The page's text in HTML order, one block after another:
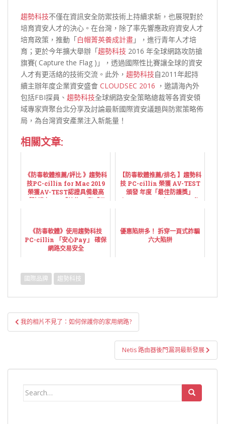
趨勢科技不僅在資訊安全防禦技術上持續求新，也展現對於
培育資安人才的決心。在台灣，除了率先響應政府資安人才
培育政策，推動「白帽菁英養成計畫 」，進行青年人才培
育；更於今年擴大舉辦「趨勢科技 2016 年全球網路攻防搶
旗賽( Capture the Flag )」，透過國際性比賽讓全球的資安
人才有更活絡的技術交流。此外， 趨勢科技自2011年起持
續主辦年度企業資安盛會 CLOUDSEC 2016 ，邀請海內外
包括FBI探員、 趨勢科技全球網路安全策略總裁等各資安領
域專家齊聚台北分享及討論最新國際資安議題與防禦策略佈
局，為台灣資安產業注入新能量！
相關文章:
《防毒軟體推薦/評比 》趨勢科
技PC-cillin for Mac 2019
榮獲AV-TEST認證具備最高
「防護力」、「效能 」和「易
【防毒軟體推薦/排名 】趨勢科
技 PC-cillin 榮獲 AV-TEST
頒發 年度「最佳防護獎」
(Best Protection Award)
《防毒軟體》使用趨勢科技
PC-cillin 「安心Pay」 確保
網路交易安全
優惠陷阱多！ 拆穿一頁式詐騙
六大陷阱
國際品牌 趨勢科技
文
章
我的相片不見了：如何保護你的家用網路?
Netis 路由器後門漏洞最新發展
Search